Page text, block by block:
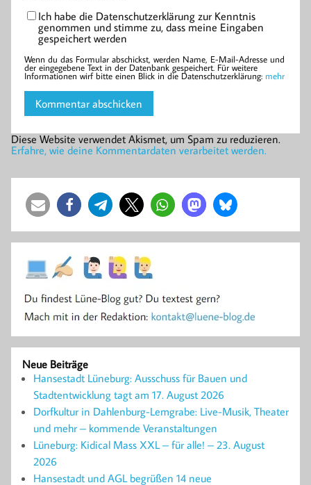
Ich habe die Datenschutzerklärung zur Kenntnis
genommen und stimme zu, dass meine Eingaben
gespeichert werden
Wenn du das Formular abschickst, werden Name, E-Mail-Adresse und
der eingegebene Text in der Datenbank gespeichert. Für weitere
Informationen wirf bitte einen Blick in die Datenschutzerklärung: mehr
Diese Website verwendet Akismet, um Spam zu reduzieren.
Erfahre, wie deine Kommentardaten verarbeitet werden.
Neue Beiträge
Hansestadt Lüneburg: Ausschuss für Bauen und
Stadtentwicklung tagt am 17. August 2026
Dorfkultur in Dahlenburg-Lemgrabe: Live-Musik, Theater
und mehr – kommende Veranstaltungen
Lüneburg: Kidical Mass XXL – für alle! – 23. August
2026
Hansestadt und AGL begrüßen 14 neue